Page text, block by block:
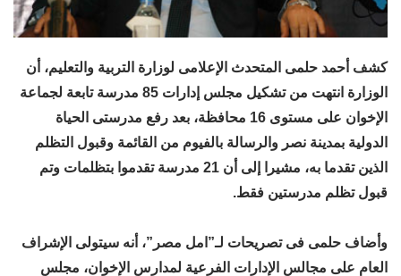
كشف أحمد حلمى المتحدث الإعلامى لوزارة التربية والتعليم، أن
الوزارة انتهت من تشكيل مجلس إدارات 85 مدرسة تابعة لجماعة
الإخوان على مستوى 16 محافظة، بعد رفع مدرستى الحياة
الدولية بمدينة نصر والرسالة بالفيوم من القائمة وقبول التظلم
الذين تقدما به، مشيرا إلى أن 21 مدرسة تقدموا بتظلمات وتم
قبول تظلم مدرستين فقط.
وأضاف حلمى فى تصريحات لـ”امل مصر”، أنه سيتولى الإشراف
العام على مجالس الإدارات الفرعية لمدارس الإخوان، مجلس